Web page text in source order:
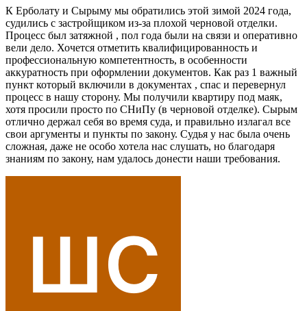
К Ерболату и Сырыму мы обратились этой зимой 2024 года,
судились с застройщиком из-за плохой черновой отделки.
Процесс был затяжной , пол года были на связи и оперативно
вели дело. Хочется отметить квалифицированность и
профессиональную компетентность, в особенности
аккуратность при оформлении документов. Как раз 1 важный
пункт который включили в документах , спас и перевернул
процесс в нашу сторону. Мы получили квартиру под маяк,
хотя просили просто по СНиПу (в черновой отделке). Сырым
отлично держал себя во время суда, и правильно излагал все
свои аргументы и пункты по закону. Судья у нас была очень
сложная, даже не особо хотела нас слушать, но благодаря
знаниям по закону, нам удалось донести наши требования.